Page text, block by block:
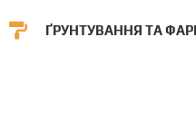
ҐРУНТУВАННЯ ТА